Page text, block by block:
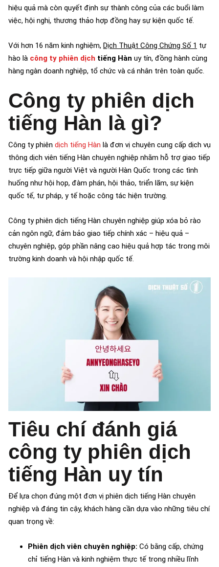
hiệu quả mà còn quyết định sự thành công của các buổi làm
việc, hội nghị, thương thảo hợp đồng hay sự kiện quốc tế.
Với hơn 16 năm kinh nghiệm, Dịch Thuật Công Chứng Số 1 tự
hào là công ty phiên dịch tiếng Hàn uy tín, đồng hành cùng
hàng ngàn doanh nghiệp, tổ chức và cá nhân trên toàn quốc.
Công ty phiên dịch
tiếng Hàn là gì?
Công ty phiên dịch tiếng Hàn là đơn vị chuyên cung cấp dịch vụ
thông dịch viên tiếng Hàn chuyên nghiệp nhằm hỗ trợ giao tiếp
trực tiếp giữa người Việt và người Hàn Quốc trong các tình
huống như hội họp, đàm phán, hội thảo, triển lãm, sự kiện
quốc tế, tư pháp, y tế hoặc công tác hiện trường.
Công ty phiên dịch tiếng Hàn chuyên nghiệp giúp xóa bỏ rào
cản ngôn ngữ, đảm bảo giao tiếp chính xác – hiệu quả –
chuyên nghiệp, góp phần nâng cao hiệu quả hợp tác trong môi
trường kinh doanh và hội nhập quốc tế.
Tiêu chí đánh giá
công ty phiên dịch
tiếng Hàn uy tín
Để lựa chọn đúng một đơn vị phiên dịch tiếng Hàn chuyên
nghiệp và đáng tin cậy, khách hàng cần dựa vào những tiêu chí
quan trọng về:
Phiên dịch viên chuyên nghiệp: Có bằng cấp, chứng
chỉ tiếng Hàn và kinh nghiệm thực tế trong nhiều lĩnh